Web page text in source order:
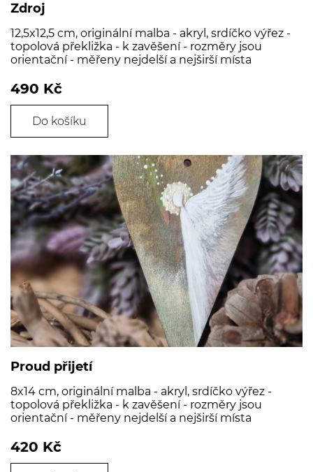
Zdroj
12,5x12,5 cm, originální malba - akryl, srdíčko výřez -
topolová překližka - k zavěšení - rozměry jsou
orientační - měřeny nejdelší a nejširší místa
490 Kč
Do košíku
Proud přijetí
8x14 cm, originální malba - akryl, srdíčko výřez -
topolová překližka - k zavěšení - rozměry jsou
orientační - měřeny nejdelší a nejširší místa
420 Kč